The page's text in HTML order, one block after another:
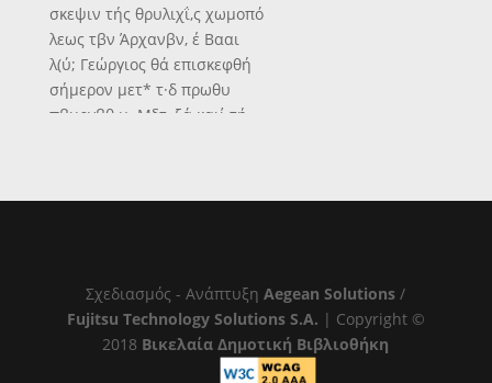
σκεψιν τής θρυλιχΐ,ς χωμοπό
λεως τβν Άρχανβν, έ Βααι
λ(ύ; Γεώργιος θά επισκεφθή
σήμερον μετ* τ·δ πρωθυ
πβυργβθ μ. Μ§τ«ξά καιί τή,
η«ρχ(αν Μαλεβυζ(ου, την ο
■•(«ν η φ.λ·η·νΙο. χαί ο ο
λβχρόνιβς, αέναος μέχθβς
τβν χατ·1κοιν της ίχσυν με¬
Σχεδιασμός - ΑνάπτυξηAegean Solutions /
Fujitsu Technology Solutions S.A. | Copyright ©
2018 Βικελαία Δημοτική Βιβλιοθήκη